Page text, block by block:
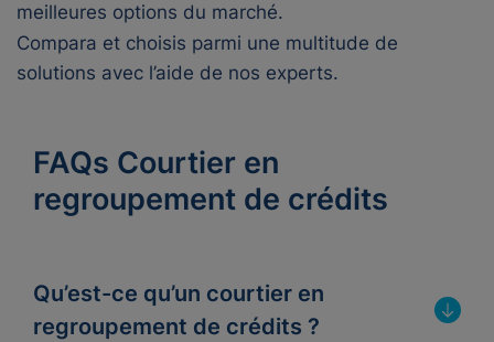
meilleures options du marché.
Compara et choisis parmi une multitude de
solutions avec l’aide de nos experts.
FAQs Courtier en
regroupement de crédits
Qu’est-ce qu’un courtier en
regroupement de crédits ?